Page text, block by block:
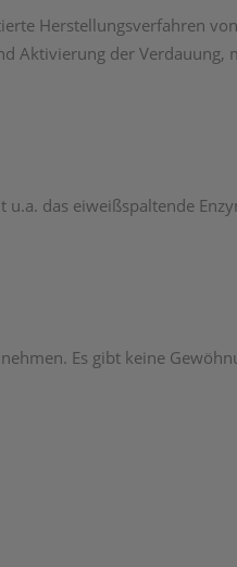
Herstellungsverfahren
Aktivierung der
das eiweißspaltende
Es gibt keine